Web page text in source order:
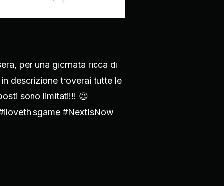
per una giornata ricca di
descrizione troverai tutte le
sono limitati!!! 😉
#NextIsNow